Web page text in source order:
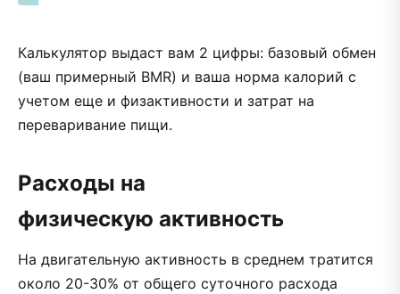
Калькулятор выдаст вам 2 цифры: базовый обмен
(ваш примерный BMR) и ваша норма калорий с
учетом еще и физактивности и затрат на
переваривание пищи.
Расходы на
физическую активность
На двигательную активность в среднем тратится
около 20-30% от общего суточного расхода